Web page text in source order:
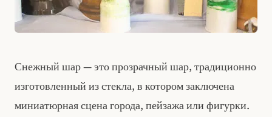
Снежный шар — это прозрачный шар, традиционно
изготовленный из стекла, в котором заключена
миниатюрная сцена города, пейзажа или фигурки.